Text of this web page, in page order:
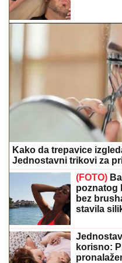
Kako da trepavice
Jednostavni trikovi za
(FOTO)
poznatog
bez
stavila
korisno: